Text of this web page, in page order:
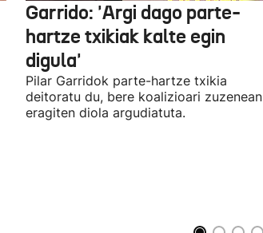
Garrido: 'Argi dago parte-
hartze txikiak kalte egin
digula'
Pilar Garridok parte-hartze txikia
deitoratu du, bere koalizioari zuzenean
eragiten diola argudiatuta.